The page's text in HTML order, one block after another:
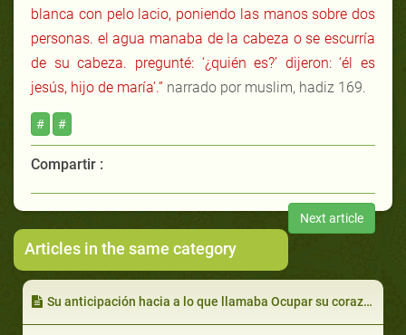
blanca con pelo lacio, poniendo las manos sobre dos
personas. el agua manaba de la cabeza o se escurría
de su cabeza. pregunté: ‘¿quién es?’ dijeron: ‘él es
jesús, hijo de maría’.” narrado por muslim, hadiz 169.
# #
Compartir :
Next article
Articles in the same category
Su anticipación hacia a lo que llamaba Ocupar su corazón siempre por la invocación a Dios